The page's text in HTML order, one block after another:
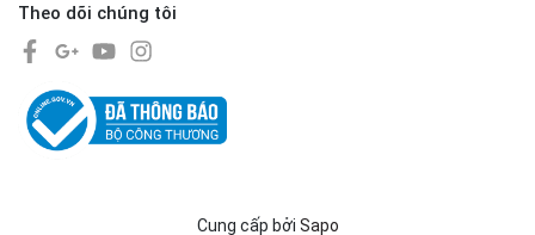
Theo dõi chúng tôi
Cung cấp bởi Sapo